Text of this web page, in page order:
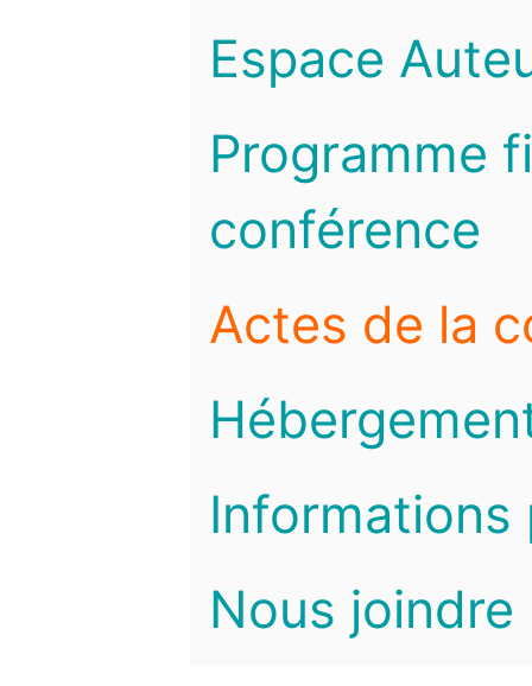
Espace
Programme
conférence
Actes de la
Informations
Nous joindre